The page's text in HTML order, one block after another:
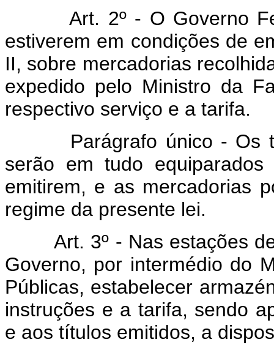
Art. 2º - O Governo
estiverem em condições de
II, sobre mercadorias
expedido pelo Ministro da
respectivo serviço e a tarifa.
Parágrafo único - Os
serão em tudo
emitirem, e as mercadorias
regime da presente lei.
Art. 3º - Nas estações
Governo, por intermédio do
Públicas, estabelecer
instruções e a tarifa, sendo
e aos títulos emitidos, a